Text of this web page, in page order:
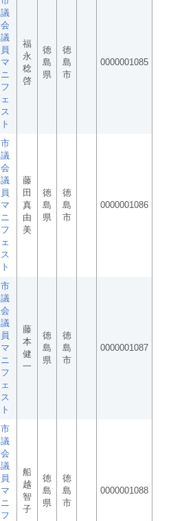
議
会
議
員
マ
ニ
フ
ェ
ス
ト
福
永
稔
啓
徳
島
県
徳
島
市
0000001085
市
議
会
議
員
マ
ニ
フ
ェ
ス
ト
藤
田
真
由
美
徳
島
県
徳
島
市
0000001086
市
議
会
議
員
マ
ニ
フ
ェ
ス
ト
藤
本
健
一
徳
島
県
徳
島
市
0000001087
市
議
会
議
員
マ
ニ
フ
船
越
智
子
徳
島
県
徳
島
市
0000001088